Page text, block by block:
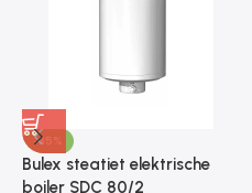
-35%
Bulex steatiet elektrische
boiler SDC 80/2